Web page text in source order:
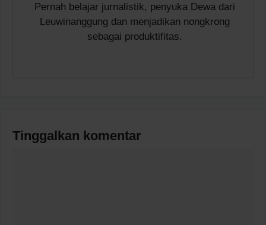
Pernah belajar jurnalistik, penyuka Dewa dari
Leuwinanggung dan menjadikan nongkrong
sebagai produktifitas.
Tinggalkan komentar